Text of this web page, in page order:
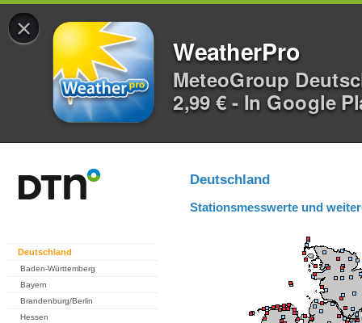
×
WeatherPro
MeteoGroup
2,99 € - In Google
Deutschland
Baden-Württemberg
Bayern
Brandenburg/Berlin
Hessen
Deutschland
Stationsmesswerte und